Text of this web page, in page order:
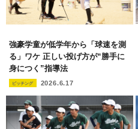
強豪学童が低学年から「球速を測
る」ワケ 正しい投げ方が“勝手に
身につく”指導法
ピッチング 2026.6.17